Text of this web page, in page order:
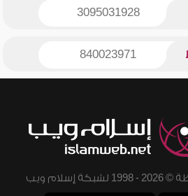
3095031928
840023971
ويب